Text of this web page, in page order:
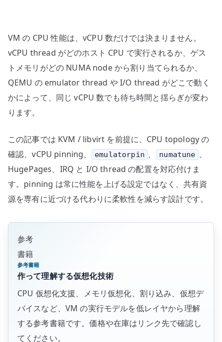
る
へ
の
VM の CPU 性能は、vCPU 数だけでは決まりません。
vCPU thread がどのホスト CPU で実行されるか、ゲス
トメモリがどの NUMA node から割り当てられるか、
QEMU の emulator thread や I/O thread がどこで動く
かによって、同じ vCPU 数でも待ち時間と揺らぎが変わ
ります。
この記事では KVM / libvirt を前提に、CPU topology の
確認、vCPU pinning、
emulatorpin 、 numatune 、
HugePages、IRQ と I/O thread の配置を対応付けま
す。pinning は常に性能を上げる設定ではなく、共有資
源を専有に近づける代わりに柔軟性を減らす設計です。
参考
書籍
参考書籍
作って理解する仮想化技術
CPU 仮想化支援、メモリ仮想化、割り込み、仮想デ
バイスなど、VM の実行モデルを低レイヤから理解
する参考書籍です。価格や在庫はリンク先で確認し
てください。